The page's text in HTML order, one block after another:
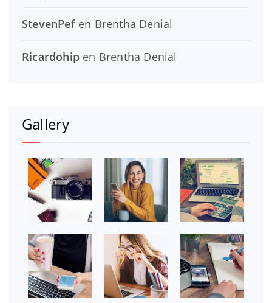
StevenPefen Brentha Denial
Ricardohip en Brentha Denial
Gallery